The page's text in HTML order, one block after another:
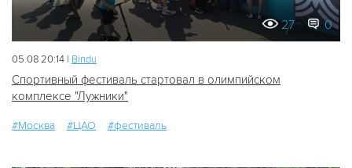
27 0
05.08 20:14 | Bindu
Спортивный фестиваль стартовал в олимпийском
комплексе "Лужники"
#Москва #ЦАО #фестиваль